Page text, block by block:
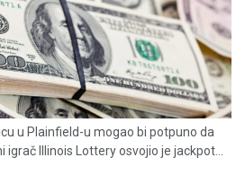
u Plainfield-u mogao bi potpuno da
Illinois Lottery osvojio je jackpot...